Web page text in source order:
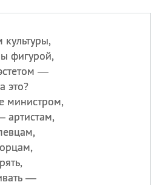
культуры,
фигурой,
—
это?
министром,
артистам,
—
Романа и Давида
мучеников
07.08
Национальный день
маяка
Бояка
ИМЕНА
Сегодня празднуют именины